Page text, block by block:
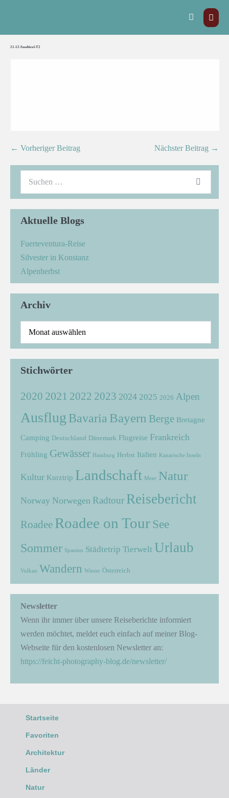
21-12-Suedtirol-T2
← Vorheriger Beitrag Nächster Beitrag →
Aktuelle Blogs
Fuerteventura-Reise
Silvester in Konstanz
Alpenherbst
Archiv
Stichwörter
2020 2021 2022 2023 2024 2025 2026 Alpen
Ausflug Bavaria Bayern Berge Bretagne
Camping Deutschland Dänemark Flugreise Frankreich
Frühling Gewässer Hamburg Herbst Italien Kanarische Inseln
Kultur Kurztrip Landschaft Meer Natur
Norway Norwegen Radtour Reisebericht
Roadee Roadee on Tour See
Sommer Spanien Städtetrip Tierwelt Urlaub
Vulkan Wandern Winter Österreich
Newsletter
Wenn ihr immer über unsere Reiseberichte informiert
werden möchtet, meldet euch einfach auf meiner Blog-
Webseite für den kostenlosen Newsletter an:
https://feicht-photography-blog.de/newsletter/
Startseite
Favoriten
Architektur
Länder
Natur